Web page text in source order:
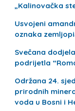
„Kalinovačka
Usvojeni
oznaka
Svečana
podrijetla
Održana 24.
prirodnih
voda u Bosni i